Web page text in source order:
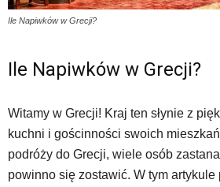
Ile Napiwków w Grecji?
Ile Napiwków w Grecji?
Witamy w Grecji! Kraj ten słynie z
kuchni i gościnności swoich
podróży do Grecji, wiele osób
powinno się zostawić. W tym